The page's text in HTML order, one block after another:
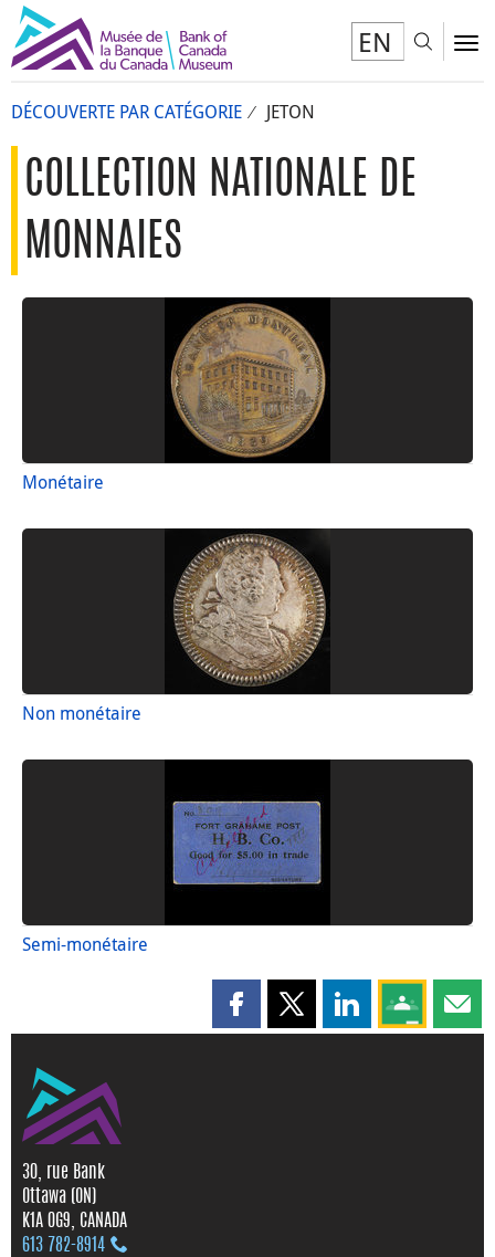
EN
DÉCOUVERTE PAR CATÉGORIE JETON
COLLECTION NATIONALE DE
MONNAIES
Monétaire
Non monétaire
Semi-monétaire
Partager cette page sur
Partager cette page sur X
Partager cette
Partagez
30, rue Bank
Ottawa (ON)
K1A 0G9, CANADA
613 782‑8914